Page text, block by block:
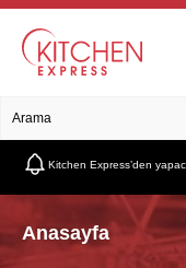
Kitchen Express’den
Anasayfa